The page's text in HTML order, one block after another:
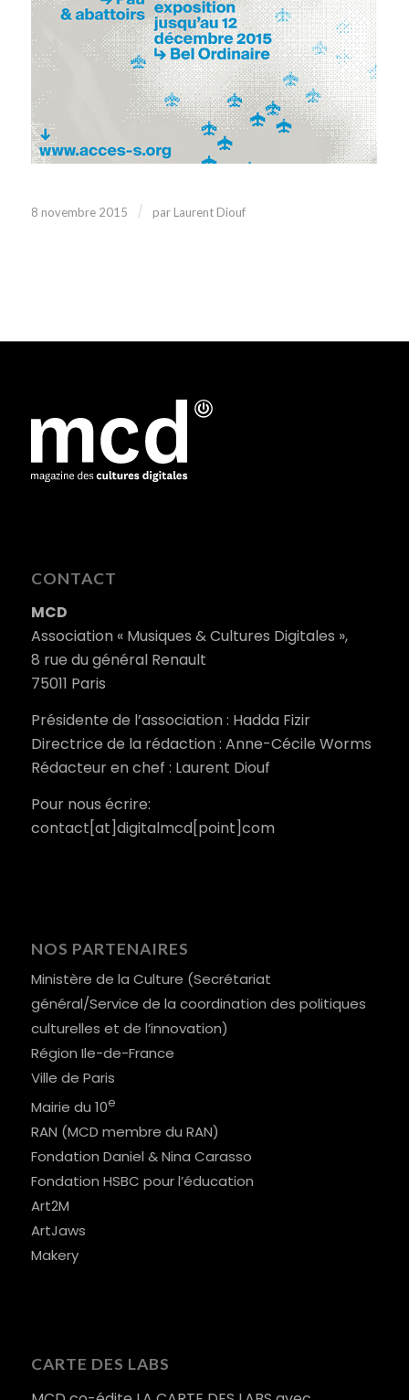
8 novembre 2015 / par Laurent Diouf
CONTACT
MCD
Association « Musiques & Cultures Digitales »,
8 rue du général Renault
75011 Paris
Présidente de l’association : Hadda Fizir
Directrice de la rédaction : Anne-Cécile Worms
Rédacteur en chef : Laurent Diouf
Pour nous écrire:
contact[at]digitalmcd[point]com
NOS PARTENAIRES
Ministère de la Culture (Secrétariat
général/Service de la coordination des politiques
culturelles et de l’innovation)
Région Ile-de-France
Ville de Paris
Mairie du 10e
RAN (MCD membre du RAN)
Fondation Daniel & Nina Carasso
Fondation HSBC pour l’éducation
Art2M
ArtJaws
Makery
CARTE DES LABS